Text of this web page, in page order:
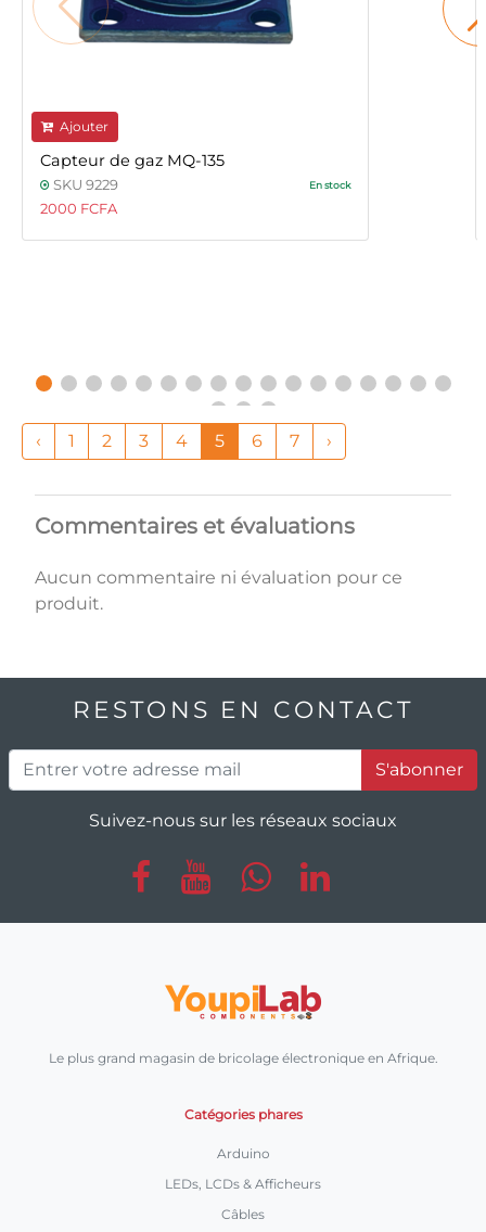
Ajouter
Capteur de gaz MQ-135
SKU 9229 En stock
2000 FCFA
‹ 1 2 3 4 5 6 7 ›
Commentaires et évaluations
Aucun commentaire ni évaluation pour ce
produit.
RESTONS EN CONTACT
S'abonner
Suivez-nous sur les réseaux sociaux
Le plus grand magasin de bricolage électronique en Afrique.
Catégories phares
Arduino
LEDs, LCDs & Afficheurs
Câbles